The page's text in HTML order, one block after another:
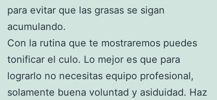
para evitar que las grasas se sigan
acumulando.
Con la rutina que te mostraremos puedes
tonificar el culo. Lo mejor es que para
lograrlo no necesitas equipo profesional,
solamente buena voluntad y asiduidad. Haz